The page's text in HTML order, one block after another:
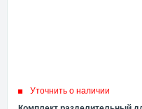
Уточнить о наличии